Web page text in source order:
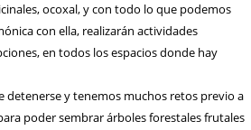
ocoxal, y con todo lo que podemos
con ella, realizarán actividades
en todos los espacios donde hay
detenerse y tenemos muchos retos previo a
poder sembrar árboles forestales frutales